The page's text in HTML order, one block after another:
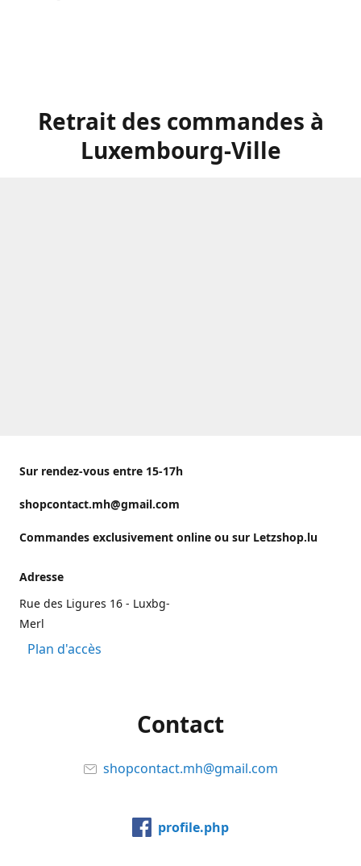
Retrait des commandes à
Luxembourg-Ville
Sur rendez-vous entre 15-17h
shopcontact.mh@gmail.com
Commandes exclusivement online ou sur Letzshop.lu
Adresse
Rue des Ligures 16 - Luxbg-
Merl
Plan d'accès
Contact
shopcontact.mh@gmail.com
profile.php